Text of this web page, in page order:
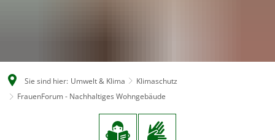
Sie sind hier: Umwelt & Klima
Klimaschutz
FrauenForum - Nachhaltiges Wohngebäude